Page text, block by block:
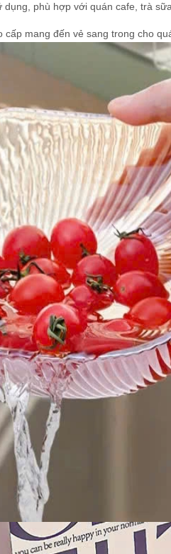
phù hợp với quán cafe, trà
mang đến vẻ sang trong cho